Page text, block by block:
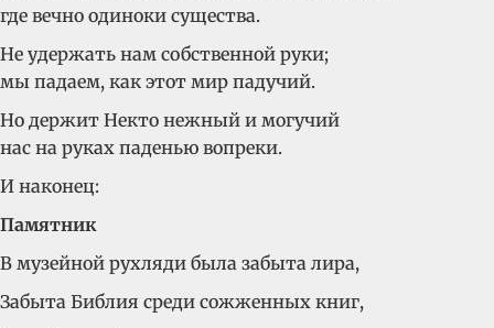
где вечно одиноки существа.
Не удержать нам собственной руки;
мы падаем, как этот мир падучий.
Но держит Некто нежный и могучий
нас на руках паденью вопреки.
И наконец:
Памятник
В музейной рухляди была забыта лира,
Забыта Библия среди сожженных книг,